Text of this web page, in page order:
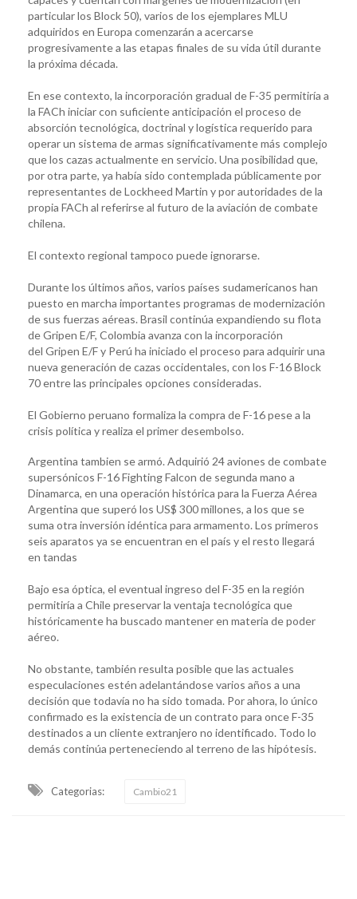
particular los Block 50), varios de los ejemplares MLU
adquiridos en Europa comenzarán a acercarse
progresivamente a las etapas finales de su vida útil durante
la próxima década.
En ese contexto, la incorporación gradual de F-35 permitiría a
la FACh iniciar con suficiente anticipación el proceso de
absorción tecnológica, doctrinal y logística requerido para
operar un sistema de armas significativamente más complejo
que los cazas actualmente en servicio. Una posibilidad que,
por otra parte, ya había sido contemplada públicamente por
representantes de Lockheed Martin y por autoridades de la
propia FACh al referirse al futuro de la aviación de combate
chilena.
El contexto regional tampoco puede ignorarse.
Durante los últimos años, varios países sudamericanos han
puesto en marcha importantes programas de modernización
de sus fuerzas aéreas. Brasil continúa expandiendo su flota
de Gripen E/F, Colombia avanza con la incorporación
del Gripen E/F y Perú ha iniciado el proceso para adquirir una
nueva generación de cazas occidentales, con los F-16 Block
70 entre las principales opciones consideradas.
El Gobierno peruano formaliza la compra de F-16 pese a la
crisis política y realiza el primer desembolso.
Argentina tambien se armó. Adquirió 24 aviones de combate
supersónicos F-16 Fighting Falcon de segunda mano a
Dinamarca, en una operación histórica para la Fuerza Aérea
Argentina que superó los US$ 300 millones, a los que se
suma otra inversión idéntica para armamento. Los primeros
seis aparatos ya se encuentran en el país y el resto llegará
en tandas
Bajo esa óptica, el eventual ingreso del F-35 en la región
permitiría a Chile preservar la ventaja tecnológica que
históricamente ha buscado mantener en materia de poder
aéreo.
No obstante, también resulta posible que las actuales
especulaciones estén adelantándose varios años a una
decisión que todavía no ha sido tomada. Por ahora, lo único
confirmado es la existencia de un contrato para once F-35
destinados a un cliente extranjero no identificado. Todo lo
demás continúa perteneciendo al terreno de las hipótesis.
Categorias: Cambio21